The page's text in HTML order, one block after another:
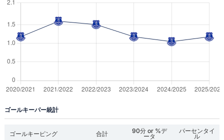
ゴールキーパー統計
ゴールキーピング 合計 90分 or %デ
ータ
パーセンタイ
ル